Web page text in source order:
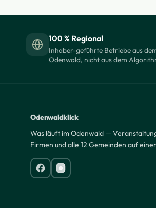
100 % Regional
Inhaber-geführte Betriebe aus
Odenwald, nicht aus dem
Odenwaldklick
Was läuft im Odenwald —
Firmen und alle 12 Gemeinden auf